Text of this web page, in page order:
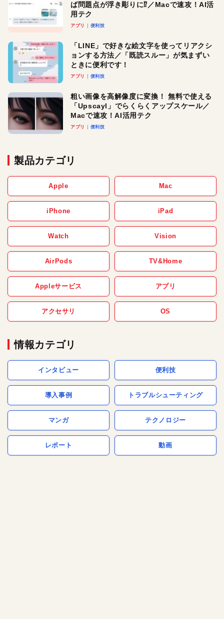
ば問題点が浮き彫りに⁉︎／Macで速攻！AI活
用テク
アプリ 便利技
「LINE」で好きな絵文字を使ってリアクシ
ョンする方法／「既読スルー」が気まずい
ときに便利です！
アプリ 便利技
粗い画像を高解像度に変換！ 無料で使える
「Upscayl」でらくらくアップスケール／
Macで速攻！AI活用テク
アプリ 便利技
製品カテゴリ
Apple Mac
iPhone iPad
Watch Vision
AirPods TV&Home
Appleサービス アプリ
アクセサリ OS
情報カテゴリ
インタビュー 便利技
導入事例 トラブルシューティング
マンガ テクノロジー
レポート 動画